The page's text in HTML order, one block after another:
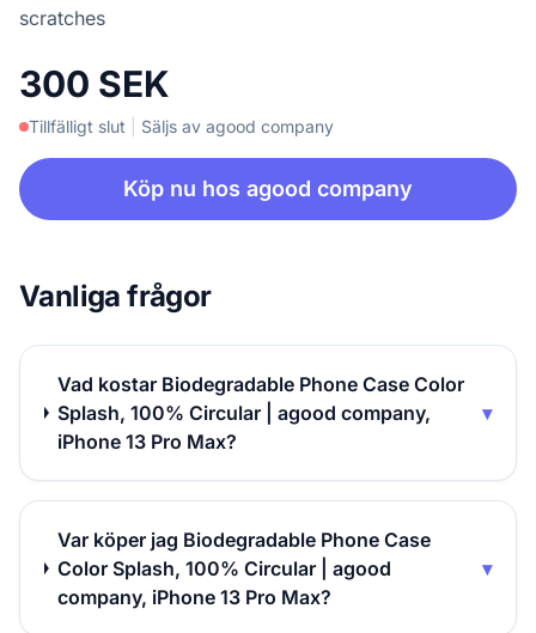
scratches
300 SEK
Tillfälligt slut Säljs av agood company
Köp nu hos agood company
Vanliga frågor
Vad kostar Biodegradable Phone Case Color
Splash, 100% Circular | agood company,
iPhone 13 Pro Max?
▾
Var köper jag Biodegradable Phone Case
Color Splash, 100% Circular | agood
company, iPhone 13 Pro Max?
▾